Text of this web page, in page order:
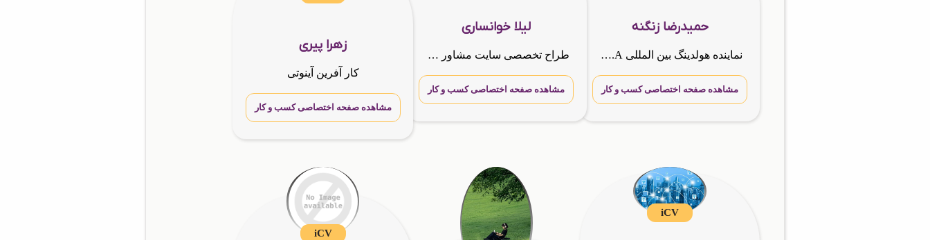
حمیدرضا زنگنه
نماینده هولدینگ بین المللی G.T.N.A کارشناس فروش شرکت گسترش طراحان نقش الماس مشاوره جهت شروع کار و همکاری و افزایش فروش وارتباط قوی با مشتری و موفقیت در کسب و کار شما
مشاهده صفحه اختصاصی کسب و کار
لیلا خوانساری
طراح تخصصی سایت مشاور کسب و کارها
مشاهده صفحه اختصاصی کسب و کار
زهرا پیری
کار آفرین آینوتی
مشاهده صفحه اختصاصی کسب و کار
iCV
iCV